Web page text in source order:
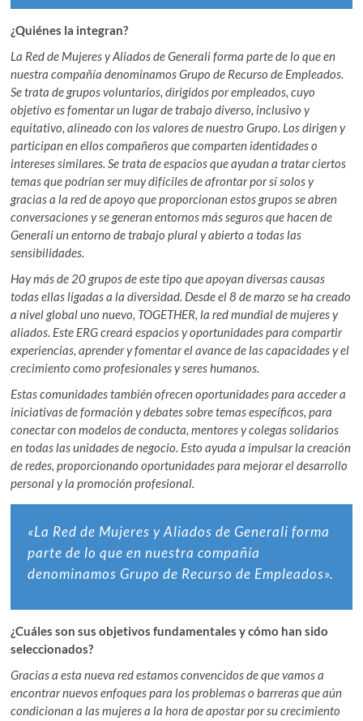
¿Quiénes la integran?
La Red de Mujeres y Aliados de Generali forma parte de lo que en
nuestra compañía denominamos Grupo de Recurso de Empleados.
Se trata de grupos voluntarios, dirigidos por empleados, cuyo
objetivo es fomentar un lugar de trabajo diverso, inclusivo y
equitativo, alineado con los valores de nuestro Grupo. Los dirigen y
participan en ellos compañeros que comparten identidades o
intereses similares. Se trata de espacios que ayudan a tratar ciertos
temas que podrían ser muy difíciles de afrontar por sí solos y
gracias a la red de apoyo que proporcionan estos grupos se abren
conversaciones y se generan entornos más seguros que hacen de
Generali un entorno de trabajo plural y abierto a todas las
sensibilidades.
Hay más de 20 grupos de este tipo que apoyan diversas causas
todas ellas ligadas a la diversidad. Desde el 8 de marzo se ha creado
a nivel global uno nuevo, TOGETHER, la red mundial de mujeres y
aliados. Este ERG creará espacios y oportunidades para compartir
experiencias, aprender y fomentar el avance de las capacidades y el
crecimiento como profesionales y seres humanos.
Estas comunidades también ofrecen oportunidades para acceder a
iniciativas de formación y debates sobre temas específicos, para
conectar con modelos de conducta, mentores y colegas solidarios
en todas las unidades de negocio. Esto ayuda a impulsar la creación
de redes, proporcionando oportunidades para mejorar el desarrollo
personal y la promoción profesional.
«La Red de Mujeres y Aliados de Generali forma
parte de lo que en nuestra compañía
denominamos Grupo de Recurso de Empleados».
¿Cuáles son sus objetivos fundamentales y cómo han sido
seleccionados?
Gracias a esta nueva red estamos convencidos de que vamos a
encontrar nuevos enfoques para los problemas o barreras que aún
condicionan a las mujeres a la hora de apostar por su crecimiento